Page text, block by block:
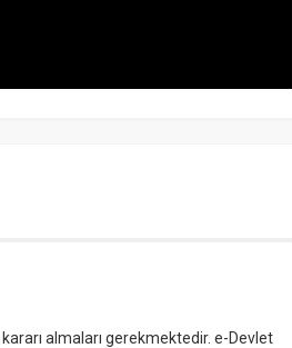
almaları gerekmektedir. e-Devlet